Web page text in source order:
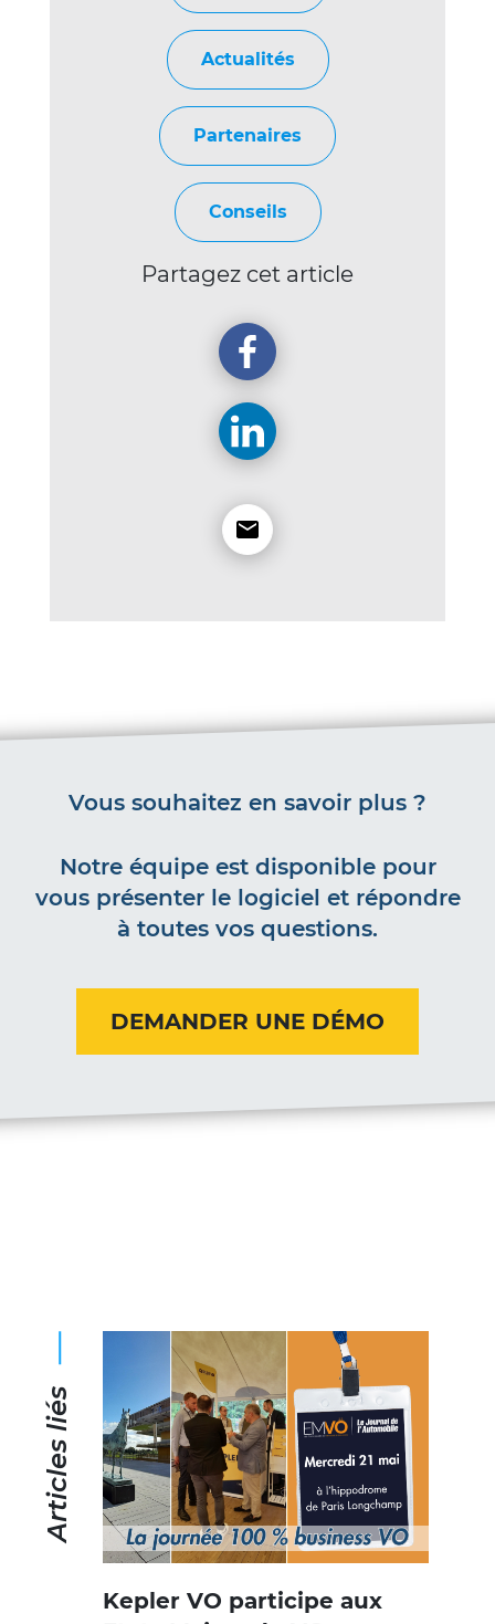
Actualités
Partenaires
Conseils
Partagez cet article
Vous souhaitez en savoir plus ?
Notre équipe est disponible pour
vous présenter le logiciel et répondre
à toutes vos questions.
DEMANDER UNE DÉMO
Articles liés
Kepler VO participe aux